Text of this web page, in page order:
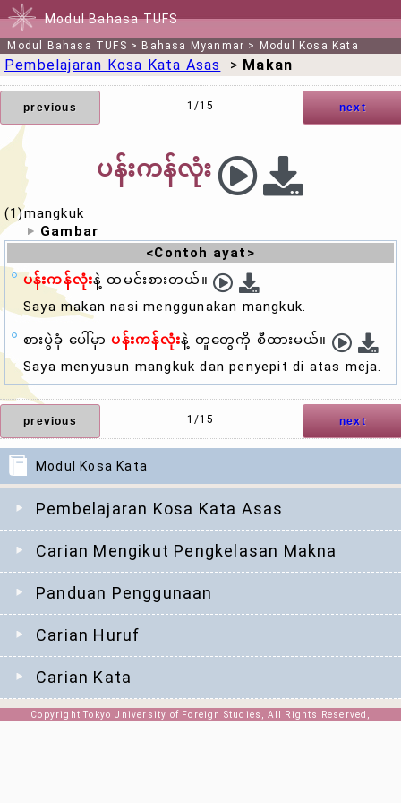
Modul Bahasa TUFS
Modul Bahasa TUFS > Bahasa Myanmar > Modul Kosa Kata
Modul Kosa Kata
Pembelajaran Kosa Kata Asas
Carian Mengikut Pengkelasan Makna
Panduan Penggunaan
Carian Huruf
Carian Kata
Pembelajaran Kosa Kata Asas > Makan
previous next
1/15
ပန်းကန်လုံး
(1)mangkuk
Gambar
<Contoh ayat>
ပန်းကန်လုံးနဲ့ ထမင်းစားတယ်။
Saya makan nasi menggunakan mangkuk.
စားပွဲခုံ ပေါ်မှာပန်းကန်လုံးနဲ့ တူတွေကို စီထားမယ်။
Saya menyusun mangkuk dan penyepit di atas meja.
previous next
1/15
Copyright Tokyo University of Foreign Studies, All Rights Reserved,